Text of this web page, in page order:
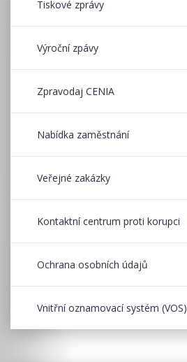
Tiskové zprávy
Výroční zpávy
Zpravodaj CENIA
Nabídka zaměstnání
Veřejné zakázky
Kontaktní centrum proti korupci
Ochrana osobních údajů
Vnitřní oznamovací systém (VOS)